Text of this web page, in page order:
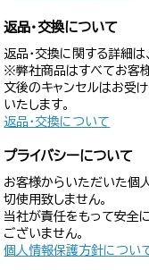
返品・交換について
返品・交換に関する詳細は
※弊社商品はすべてお客様
文後のキャンセルはお受
いたします。
返品・交換について
プライバシーについて
お客様からいただいた個
切使用致しません。
当社が責任をもって安全
ございません。
個人情報保護方針につい